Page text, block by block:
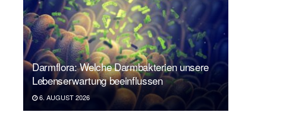
Darmflora: Welche Darmbakterien unsere
Lebenserwartung beeinflussen
6. AUGUST 2026